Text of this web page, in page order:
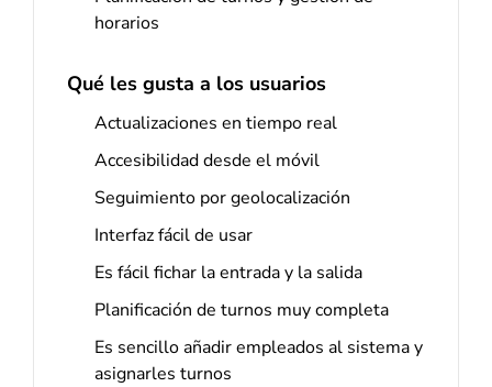
horarios
Qué les gusta a los usuarios
Actualizaciones en tiempo real
Accesibilidad desde el móvil
Seguimiento por geolocalización
Interfaz fácil de usar
Es fácil fichar la entrada y la salida
Planificación de turnos muy completa
Es sencillo añadir empleados al sistema y
asignarles turnos